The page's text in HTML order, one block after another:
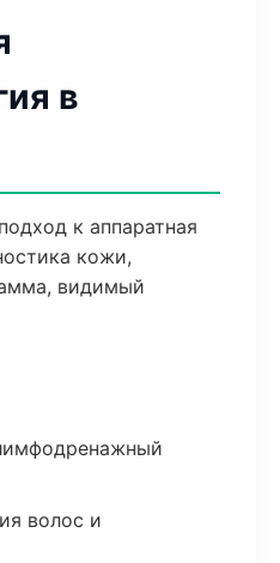
в
к аппаратная
кожи,
видимый
волос и